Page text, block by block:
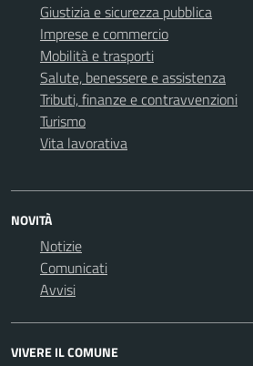
Giustizia e sicurezza pubblica
Imprese e commercio
Mobilità e trasporti
Salute, benessere e assistenza
Tributi, finanze e contravvenzioni
Turismo
Vita lavorativa
NOVITÀ
Notizie
Comunicati
Avvisi
VIVERE IL COMUNE